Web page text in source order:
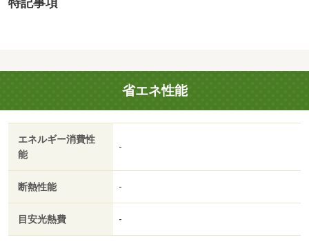
／仲介手数料不要／バストイレ別／バルコニー／エアコン
省エネ性能
エネルギー消費性
能
-
断熱性能 -
目安光熱費 -